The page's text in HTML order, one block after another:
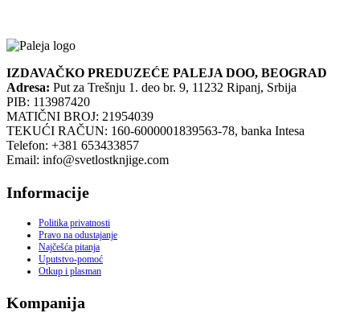
IZDAVAČKO PREDUZEĆE PALEJA DOO, BEOGRAD
Adresa: Put za Trešnju 1. deo br. 9, 11232 Ripanj, Srbija
PIB: 113987420
MATIČNI BROJ: 21954039
TEKUĆI RAČUN: 160-6000001839563-78, banka Intesa
Telefon: +381 653433857
Email: info@svetlostknjige.com
Informacije
Politika privatnosti
Pravo na odustajanje
Najčešća pitanja
Uputstvo-pomoć
Otkup i plasman
Kompanija